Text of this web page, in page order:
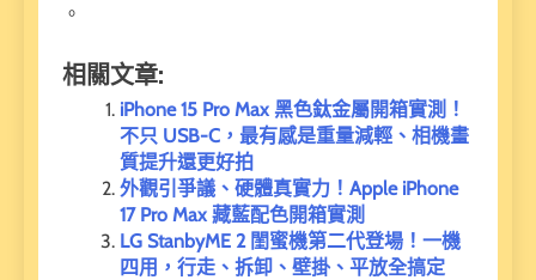
。
相關文章:
iPhone 15 Pro Max 黑色鈦金屬開箱實測！
不只 USB-C，最有感是重量減輕、相機畫
質提升還更好拍
外觀引爭議、硬體真實力！Apple iPhone
17 Pro Max 藏藍配色開箱實測
LG StanbyME 2 閨蜜機第二代登場！一機
四用，行走、拆卸、壁掛、平放全搞定